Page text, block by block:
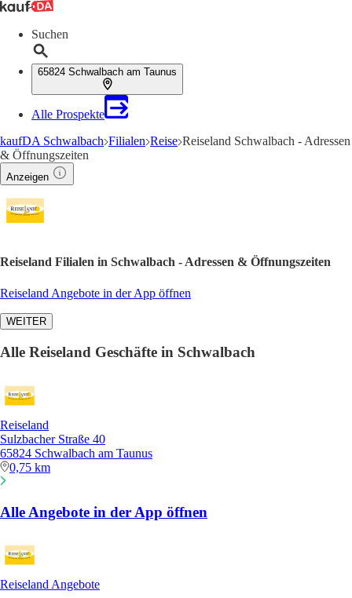
Suchen
65824 Schwalbach am Taunus
Alle Prospekte
kaufDA Schwalbach Filialen Reise Reiseland Schwalbach - Adressen
& Öffnungszeiten
Anzeigen
Reiseland Filialen in Schwalbach - Adressen & Öffnungszeiten
Reiseland Angebote in der App öffnen
WEITER
Alle Reiseland Geschäfte in Schwalbach
Reiseland
Sulzbacher Straße 40
65824 Schwalbach am Taunus
0,75 km
Alle Angebote in der App öffnen
Reiseland Angebote